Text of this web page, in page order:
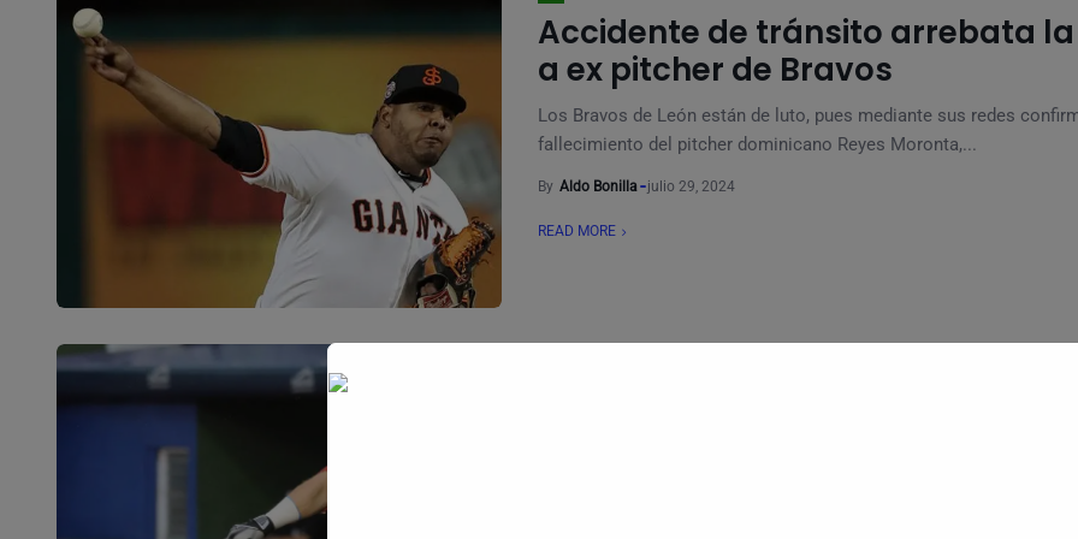
Accidente de tránsito arrebata
a ex pitcher de Bravos
Los Bravos de León están de luto, pues mediante sus redes
fallecimiento del pitcher dominicano Reyes Moronta,...
By Aldo Bonilla julio 29, 2024
READ MORE